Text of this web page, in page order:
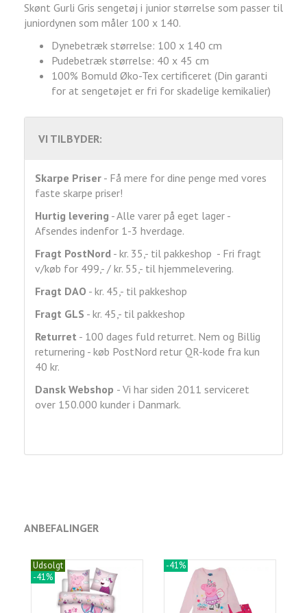
Skønt Gurli Gris sengetøj i junior størrelse som passer til
juniordynen som måler 100 x 140.
Dynebetræk størrelse: 100 x 140 cm
Pudebetræk størrelse: 40 x 45 cm
100% Bomuld Øko-Tex certificeret (Din garanti
for at sengetøjet er fri for skadelige kemikalier)
VI TILBYDER:
Skarpe Priser - Få mere for dine penge med vores
faste skarpe priser!
Hurtig levering - Alle varer på eget lager -
Afsendes indenfor 1-3 hverdage.
Fragt PostNord - kr. 35,- til pakkeshop - Fri fragt
v/køb for 499,- / kr. 55,- til hjemmelevering.
Fragt DAO - kr. 45,- til pakkeshop
Fragt GLS - kr. 45,- til pakkeshop
Returret - 100 dages fuld returret. Nem og Billig
returnering - køb PostNord retur QR-kode fra kun
40 kr.
Dansk Webshop - Vi har siden 2011 serviceret
over 150.000 kunder i Danmark.
ANBEFALINGER
Udsolgt
-41%
-41%